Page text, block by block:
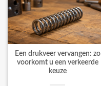
Een drukveer vervangen: zo
voorkomt u een verkeerde
keuze